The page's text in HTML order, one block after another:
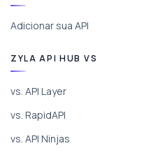
Adicionar sua API
ZYLA API HUB VS
vs. API Layer
vs. RapidAPI
vs. API Ninjas